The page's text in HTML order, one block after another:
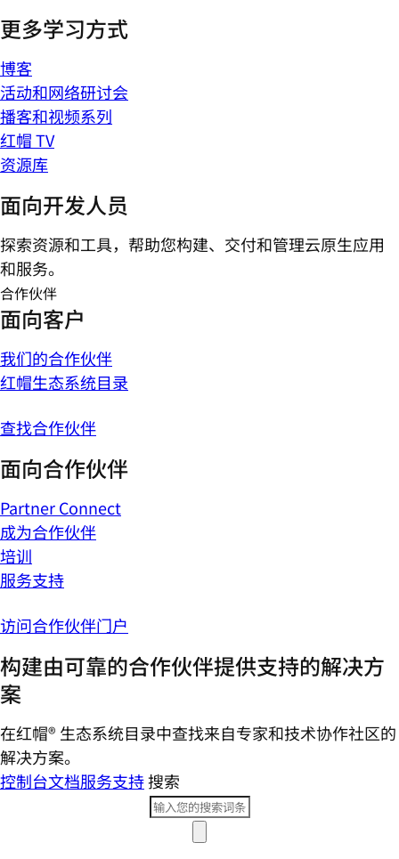
更多学习方式
博客
活动和网络研讨会
播客和视频系列
红帽 TV
资源库
面向开发人员
探索资源和工具，帮助您构建、交付和管理云原生应用
和服务。
合作伙伴
面向客户
我们的合作伙伴
红帽生态系统目录
查找合作伙伴
面向合作伙伴
Partner Connect
成为合作伙伴
培训
服务支持
访问合作伙伴门户
构建由可靠的合作伙伴提供支持的解决方
案
在红帽® 生态系统目录中查找来自专家和技术协作社区的
解决方案。
控制台文档服务支持搜索